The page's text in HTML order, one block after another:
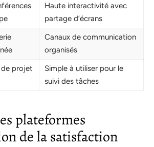
Haute interactivité avec
partage d’écrans
Canaux de communication
organisés
projet
Simple à utiliser pour le
suivi des tâches
plateformes
de la satisfaction